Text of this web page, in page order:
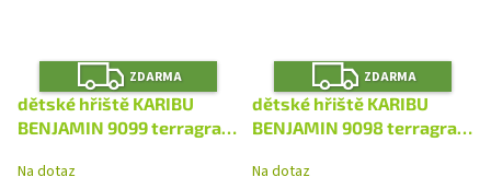
Z
D
A
R
M
ZDARMA
dětské hřiště KARIBU
BENJAMIN 9099 terragrau
Na dotaz
Z
D
A
R
M
ZDARMA
dětské hřiště KARIBU
BENJAMIN 9098 terragrau
Na dotaz